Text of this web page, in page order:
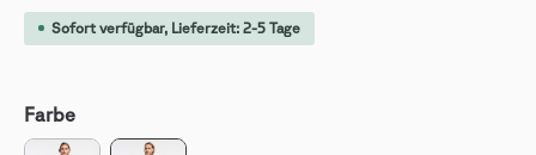
Sofort verfügbar, Lieferzeit: 2-5 Tage
Farbe